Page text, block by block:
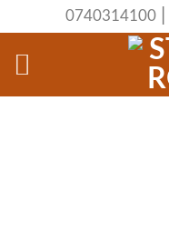
content
0740314100